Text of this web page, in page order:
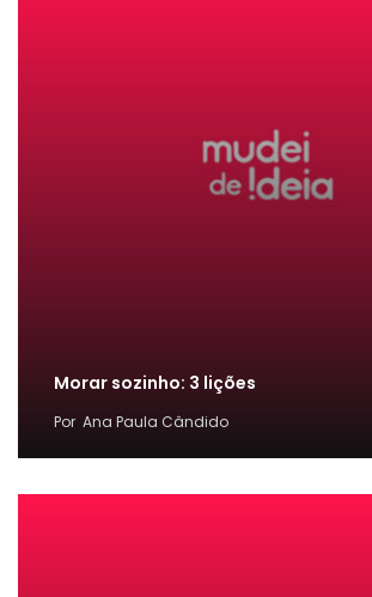
Morar sozinho: 3 lições
Por Ana Paula Cândido